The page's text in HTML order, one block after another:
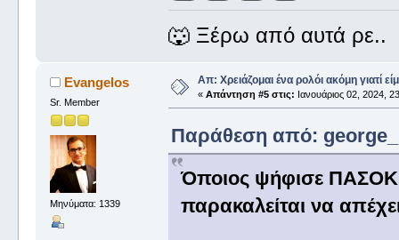
🐺 Ξέρω από αυτά ρε..
Evangelos
Sr. Member
Μηνύματα: 1339
Απ: Χρειάζομαι ένα ρολόι ακόμη γιατί
« Απάντηση #5 στις: Ιανουάριος 02, 2024,
Παράθεση από: george_
Όποιος ψήφισε
παρακαλείται να